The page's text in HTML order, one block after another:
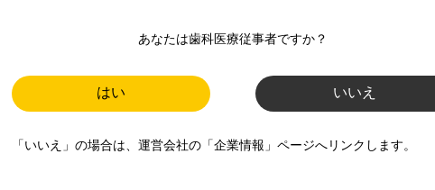
あなたは歯科医療従事者ですか？
はい いいえ
「いいえ」の場合は、運営会社の「企業情報」ページへリンクします。
師、歯科衛生士、歯科技工士）に
お届けします。